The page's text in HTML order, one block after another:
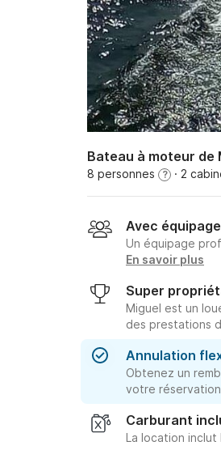
Bateau à moteur de
8 personnes ? · 2
Avec équipage
Un équipage
En savoir plus
Super
Miguel est un
des prestations
Annulation
Obtenez un
votre
Carburant
La location